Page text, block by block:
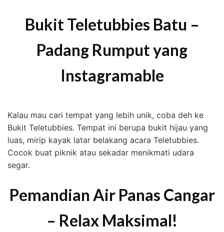
Bukit Teletubbies Batu –
Padang Rumput yang
Instagramable
Kalau mau cari tempat yang lebih unik, coba deh ke
Bukit Teletubbies. Tempat ini berupa bukit hijau yang
luas, mirip kayak latar belakang acara Teletubbies.
Cocok buat piknik atau sekadar menikmati udara
segar.
Pemandian Air Panas Cangar
– Relax Maksimal!